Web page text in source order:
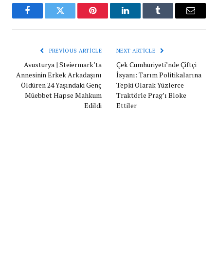
FacebookTwitter Pinterest LinkedInTumblr Email
PREVIOUS ARTICLE
Avusturya | Steiermark’ta
Annesinin Erkek Arkadaşını
Öldüren 24 Yaşındaki Genç
Müebbet Hapse Mahkum
Edildi
NEXT ARTICLE
Çek Cumhuriyeti’nde Çiftçi
İsyanı: Tarım Politikalarına
Tepki Olarak Yüzlerce
Traktörle Prag’ı Bloke
Ettiler